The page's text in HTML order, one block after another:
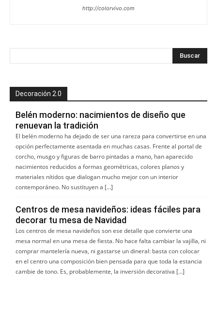
http://colorvivo.com
Decoración 2.0
Belén moderno: nacimientos de diseño que
renuevan la tradición
El belén moderno ha dejado de ser una rareza para convertirse en una
opción perfectamente asentada en muchas casas. Frente al portal de
corcho, musgo y figuras de barro pintadas a mano, han aparecido
nacimientos reducidos a formas geométricas, colores planos y
materiales nítidos que dialogan mucho mejor con un interior
contemporáneo. No sustituyen a […]
Centros de mesa navideños: ideas fáciles para
decorar tu mesa de Navidad
Los centros de mesa navideños son ese detalle que convierte una
mesa normal en una mesa de fiesta. No hace falta cambiar la vajilla, ni
comprar mantelería nueva, ni gastarse un dineral: basta con colocar
en el centro una composición bien pensada para que toda la estancia
cambie de tono. Es, probablemente, la inversión decorativa […]